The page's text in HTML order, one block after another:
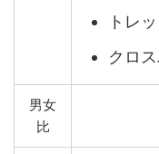
トレ
クロ
男女
比